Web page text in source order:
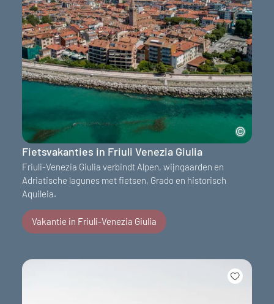
Fietsvakanties in Friuli Venezia Giulia
Friuli-Venezia Giulia verbindt Alpen, wijngaarden en
Adriatische lagunes met fietsen, Grado en historisch
Aquileia.
Vakantie in Friuli-Venezia Giulia